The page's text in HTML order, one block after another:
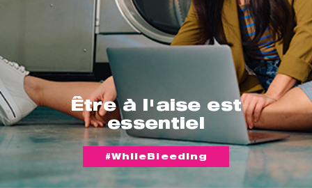
Être à l'aise est
essentiel
#WhileBleeding